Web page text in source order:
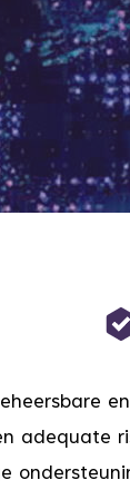
adequate